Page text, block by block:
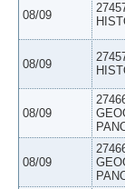
08/09
08/09
08/09
08/09